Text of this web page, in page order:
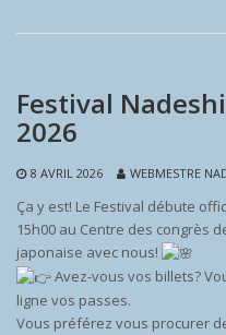
Festival
2026
8 AVRIL 2026 WEBMESTRE
Ça y est! Le Festival débute
15h00 au Centre des congrès
japonaise avec nous!
Avez-vous vos billets?
ligne vos passes.
Vous préférez vous procurer